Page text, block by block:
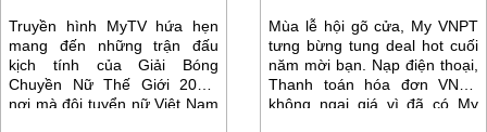
Truyền hình MyTV hứa hẹn
mang đến những trận đấu
kịch tính của Giải Bóng
Chuyền Nữ Thế Giới 2023,
nơi mà đội tuyển nữ Việt Nam
Mùa lễ hội gõ cửa, My VNPT
tưng bừng tung deal hot cuối
năm mời bạn. Nạp điện thoại,
Thanh toán hóa đơn VNPT
không ngại giá vì đã có My